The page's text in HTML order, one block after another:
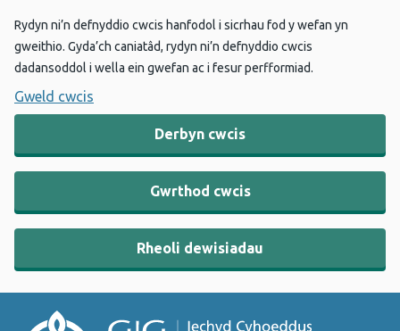
Rydyn ni’n defnyddio cwcis hanfodol i sicrhau fod y wefan yn
gweithio. Gyda’ch caniatâd, rydyn ni’n defnyddio cwcis
dadansoddol i wella ein gwefan ac i fesur perfformiad.
Gweld cwcis
Derbyn cwcis
Gwrthod cwcis
Rheoli dewisiadau